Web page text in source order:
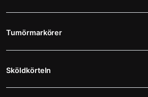
Tumörmarkörer
Sköldkörteln